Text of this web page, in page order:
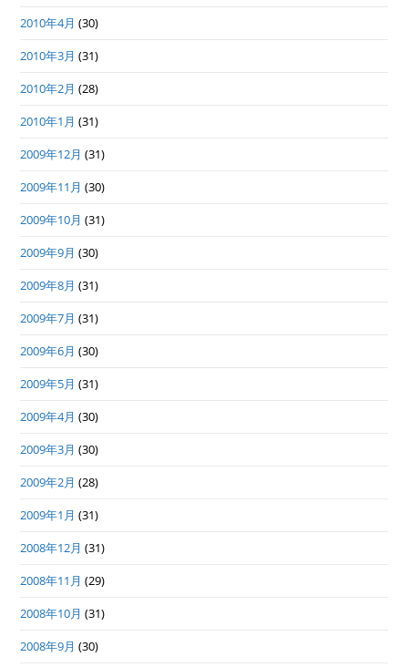
2010年4月 (30)
2010年3月 (31)
2010年2月 (28)
2010年1月 (31)
2009年12月 (31)
2009年11月 (30)
2009年10月 (31)
2009年9月 (30)
2009年8月 (31)
2009年7月 (31)
2009年6月 (30)
2009年5月 (31)
2009年4月 (30)
2009年3月 (30)
2009年2月 (28)
2009年1月 (31)
2008年12月 (31)
2008年11月 (29)
2008年10月 (31)
2008年9月 (30)